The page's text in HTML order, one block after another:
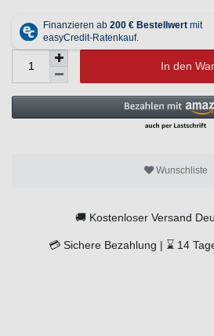
In den
Wunschliste
🚚 Kostenloser Versand
💳 Sichere Bezahlung | ⌛ 14